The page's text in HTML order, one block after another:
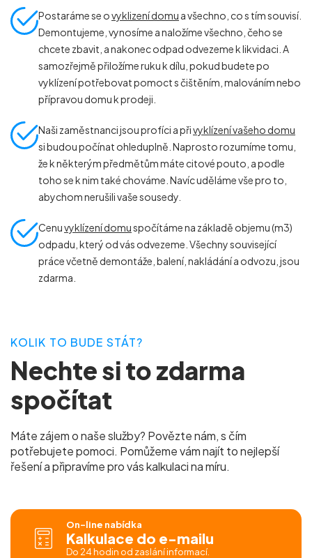
Postaráme se ovyklizení domu a všechno, co s tím souvisí.
Demontujeme, vynosíme a naložíme všechno, čeho se
chcete zbavit, a nakonec odpad odvezeme k likvidaci. A
samozřejmě přiložíme ruku k dílu, pokud budete po
vyklízení potřebovat pomoct s čištěním, malováním nebo
přípravou domu k prodeji.
Naši zaměstnanci jsou profíci a přivyklízení vašeho domu
si budou počínat ohleduplně. Naprosto rozumíme tomu,
že k některým předmětům máte citové pouto, a podle
toho se k nim také chováme. Navíc uděláme vše pro to,
abychom nerušili vaše sousedy.
Cenuvyklízení domuspočítáme na základě objemu (m3)
odpadu, který od vás odvezeme. Všechny související
práce včetně demontáže, balení, nakládání a odvozu, jsou
zdarma.
KOLIK TO BUDE STÁT?
Nechte si to zdarma
spočítat
Máte zájem o naše služby? Povězte nám, s čím
potřebujete pomoci. Pomůžeme vám najít to nejlepší
řešení a připravíme pro vás kalkulaci na míru.
On-line nabídka
Kalkulace do e-mailu
Do 24 hodin od zaslání informací.